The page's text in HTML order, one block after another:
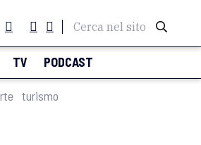
Cerca nel sito
TV PODCAST
turismo